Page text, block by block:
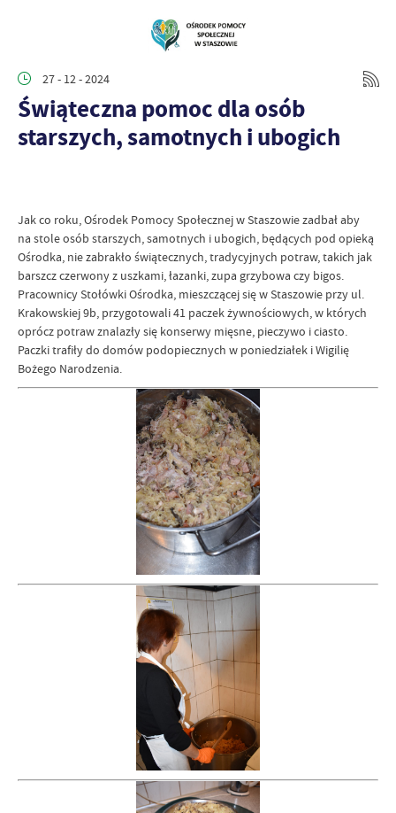
27 - 12 - 2024
Świąteczna pomoc dla osób
starszych, samotnych i ubogich
Jak co roku, Ośrodek Pomocy Społecznej w Staszowie zadbał aby
na stole osób starszych, samotnych i ubogich, będących pod opieką
Ośrodka, nie zabrakło świątecznych, tradycyjnych potraw, takich jak
barszcz czerwony z uszkami, łazanki, zupa grzybowa czy bigos.
Pracownicy Stołówki Ośrodka, mieszczącej się w Staszowie przy ul.
Krakowskiej 9b, przygotowali 41 paczek żywnościowych, w których
oprócz potraw znalazły się konserwy mięsne, pieczywo i ciasto.
Paczki trafiły do domów podopiecznych w poniedziałek i Wigilię
Bożego Narodzenia.